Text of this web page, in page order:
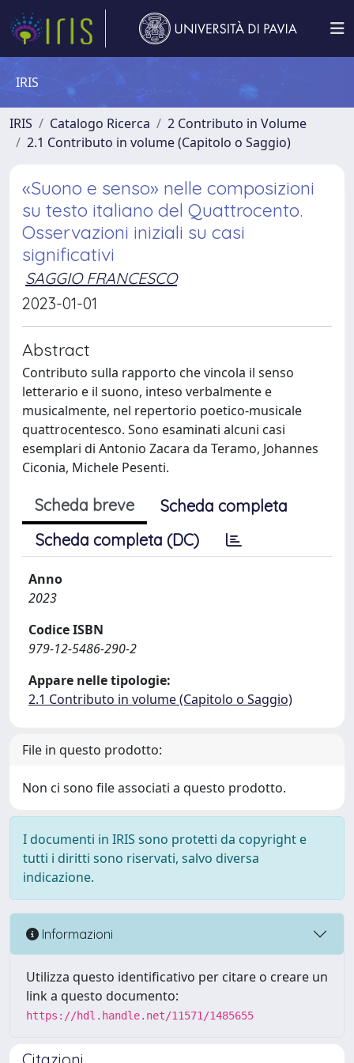
IRIS
IRIS Catalogo Ricerca
2 Contributo in Volume
2.1 Contributo in volume (Capitolo o Saggio)
«Suono e senso» nelle composizioni
su testo italiano del Quattrocento.
Osservazioni iniziali su casi
significativi
SAGGIO FRANCESCO
2023-01-01
Abstract
Contributo sulla rapporto che vincola il senso
letterario e il suono, inteso verbalmente e
musicalmente, nel repertorio poetico-musicale
quattrocentesco. Sono esaminati alcuni casi
esemplari di Antonio Zacara da Teramo, Johannes
Ciconia, Michele Pesenti.
Scheda breve
Scheda completa
Scheda completa (DC)
Anno
2023
Codice ISBN
979-12-5486-290-2
Appare nelle tipologie:
2.1 Contributo in volume (Capitolo o Saggio)
File in questo prodotto:
Non ci sono file associati a questo prodotto.
I documenti in IRIS sono protetti da copyright e
tutti i diritti sono riservati, salvo diversa
indicazione.
Informazioni
Utilizza questo identificativo per citare o creare un
link a questo documento:
https://hdl.handle.net/11571/1485655